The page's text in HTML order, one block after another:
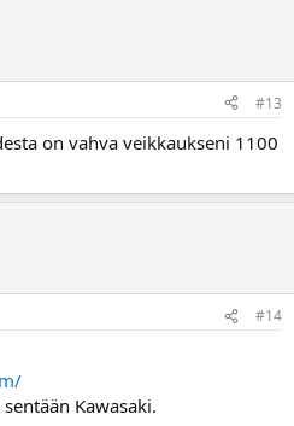
#13
on vahva veikkaukseni 1100
#14
Kawasaki.